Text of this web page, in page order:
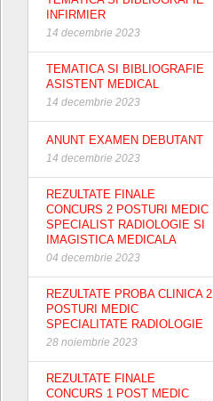
INFIRMIER
14 decembrie 2023
TEMATICA SI BIBLIOGRAFIE
ASISTENT MEDICAL
14 decembrie 2023
ANUNT EXAMEN DEBUTANT
14 decembrie 2023
REZULTATE FINALE
CONCURS 2 POSTURI MEDIC
SPECIALIST RADIOLOGIE SI
IMAGISTICA MEDICALA
04 decembrie 2023
REZULTATE PROBA CLINICA 2
POSTURI MEDIC
SPECIALITATE RADIOLOGIE
28 noiembrie 2023
REZULTATE FINALE
CONCURS 1 POST MEDIC